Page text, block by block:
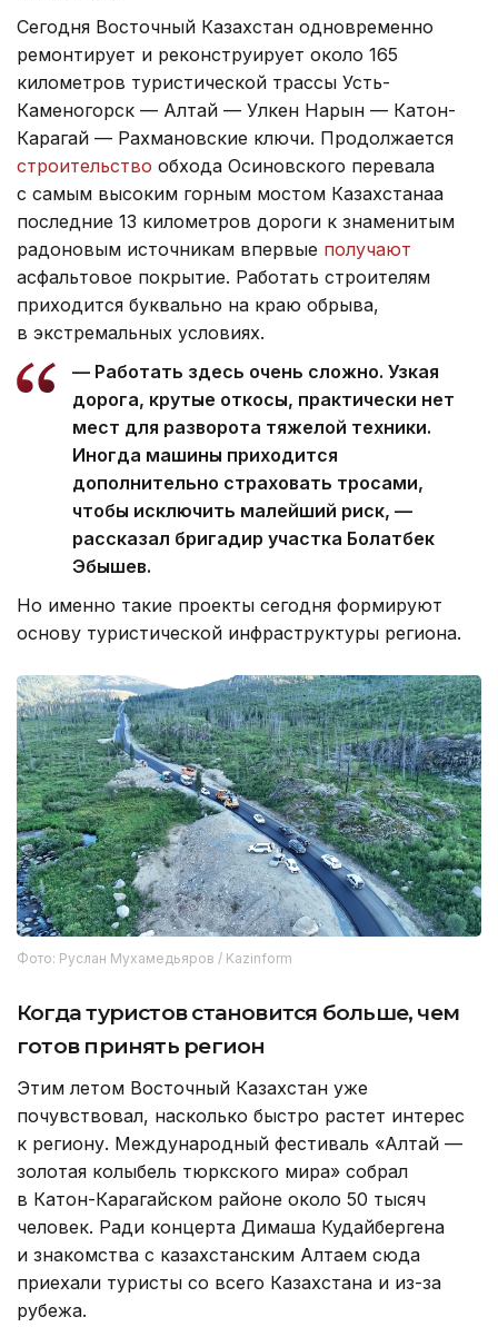
Сегодня Восточный Казахстан одновременно
ремонтирует и реконструирует около 165
километров туристической трассы Усть-
Каменогорск — Алтай — Улкен Нарын — Катон-
Карагай — Рахмановские ключи. Продолжается
строительство обхода Осиновского перевала
с самым высоким горным мостом Казахстанаа
последние 13 километров дороги к знаменитым
радоновым источникам впервые получают
асфальтовое покрытие. Работать строителям
приходится буквально на краю обрыва,
в экстремальных условиях.
— Работать здесь очень сложно. Узкая
дорога, крутые откосы, практически нет
мест для разворота тяжелой техники.
Иногда машины приходится
дополнительно страховать тросами,
чтобы исключить малейший риск, —
рассказал бригадир участка Болатбек
Эбышев.
Но именно такие проекты сегодня формируют
основу туристической инфраструктуры региона.
Фото: Руслан Мухамедьяров / Kazinform
Когда туристов становится больше, чем
готов принять регион
Этим летом Восточный Казахстан уже
почувствовал, насколько быстро растет интерес
к региону. Международный фестиваль «Алтай —
золотая колыбель тюркского мира» собрал
в Катон-Карагайском районе около 50 тысяч
человек. Ради концерта Димаша Кудайбергена
и знакомства с казахстанским Алтаем сюда
приехали туристы со всего Казахстана и из-за
рубежа.